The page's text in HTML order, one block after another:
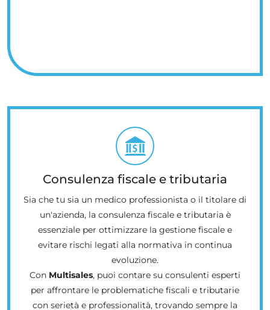
Consulenza fiscale e tributaria
Sia che tu sia un medico professionista o il titolare di
un'azienda, la consulenza fiscale e tributaria è
essenziale per ottimizzare la gestione fiscale e
evitare rischi legati alla normativa in continua
evoluzione.
Con Multisales, puoi contare su consulenti esperti
per affrontare le problematiche fiscali e tributarie
con serietà e professionalità, trovando sempre la